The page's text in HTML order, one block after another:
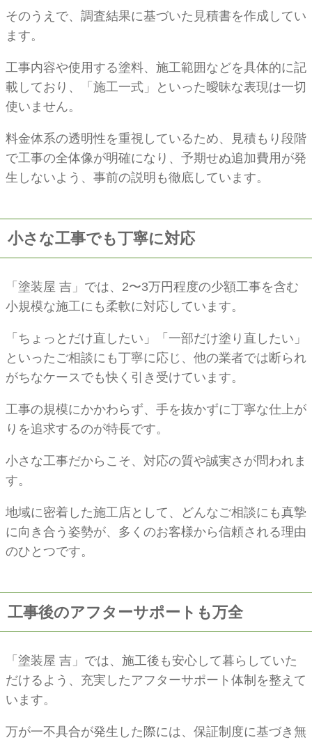
そのうえで、調査結果に基づいた見積書を作成してい
ます。
工事内容や使用する塗料、施工範囲などを具体的に記
載しており、「施工一式」といった曖昧な表現は一切
使いません。
料金体系の透明性を重視しているため、見積もり段階
で工事の全体像が明確になり、予期せぬ追加費用が発
生しないよう、事前の説明も徹底しています。
小さな工事でも丁寧に対応
「塗装屋 吉」では、2〜3万円程度の少額工事を含む
小規模な施工にも柔軟に対応しています。
「ちょっとだけ直したい」「一部だけ塗り直したい」
といったご相談にも丁寧に応じ、他の業者では断られ
がちなケースでも快く引き受けています。
工事の規模にかかわらず、手を抜かずに丁寧な仕上が
りを追求するのが特長です。
小さな工事だからこそ、対応の質や誠実さが問われま
す。
地域に密着した施工店として、どんなご相談にも真摯
に向き合う姿勢が、多くのお客様から信頼される理由
のひとつです。
工事後のアフターサポートも万全
「塗装屋 吉」では、施工後も安心して暮らしていた
だけるよう、充実したアフターサポート体制を整えて
います。
万が一不具合が発生した際には、保証制度に基づき無